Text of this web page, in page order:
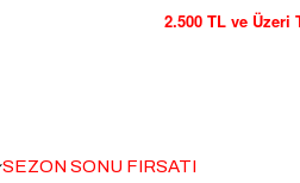
2.500 TL ve Üzeri
SEZON SONU FIRSATI